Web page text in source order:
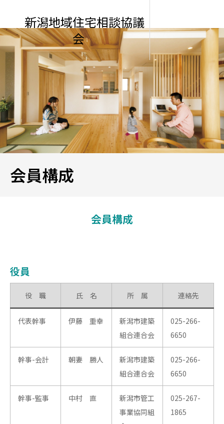
新潟地域住宅相談協議
会
会員構成
会員構成
役員
役 職 氏 名 所 属 連絡先
代表幹事 伊藤 重幸
新潟市建築
組合連合会
025-266-
6650
幹事-会計 朝妻 勝人
新潟市建築
組合連合会
025-266-
6650
幹事-監事 中村 直
新潟市管工
事業協同組
025-267-
1865